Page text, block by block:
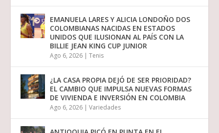
EMANUELA LARES Y ALICIA LONDOÑO DOS
COLOMBIANAS NACIDAS EN ESTADOS
UNIDOS QUE ILUSIONAN AL PAÍS CON LA
BILLIE JEAN KING CUP JUNIOR
Ago 6, 2026 |Tenis
¿LA CASA PROPIA DEJÓ DE SER PRIORIDAD?
EL CAMBIO QUE IMPULSA NUEVAS FORMAS
DE VIVIENDA E INVERSIÓN EN COLOMBIA
Ago 6, 2026 |Variedades